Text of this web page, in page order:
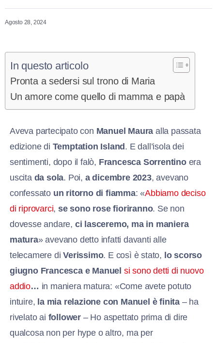
Agosto 28, 2024
In questo articolo
Pronta a sedersi sul trono di Maria
Un amore come quello di mamma e papà
Aveva partecipato con Manuel Maura alla passata
edizione di Temptation Island . E dall’isola dei
sentimenti, dopo il falò, Francesca Sorrentinoera
uscita da sola. Poi, a dicembre 2023, avevano
confessato un ritorno di fiamma: «Abbiamo deciso
di riprovarci,se sono rose fioriranno. Se non
dovesse andare, ci lasceremo, ma in maniera
matura» avevano detto infatti davanti alle
telecamere diVerissimo. E così è stato, lo scorso
giugno Francesca e Manuel si sono detti di nuovo
addio… in maniera matura: «Come avete potuto
intuire, la mia relazione con Manuel è finita – ha
rivelato ai follower – Ho aspettato prima di dire
qualcosa non per hype o altro, ma per